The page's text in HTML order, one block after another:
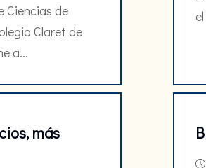
Ciencias de
Claret de
a...
más